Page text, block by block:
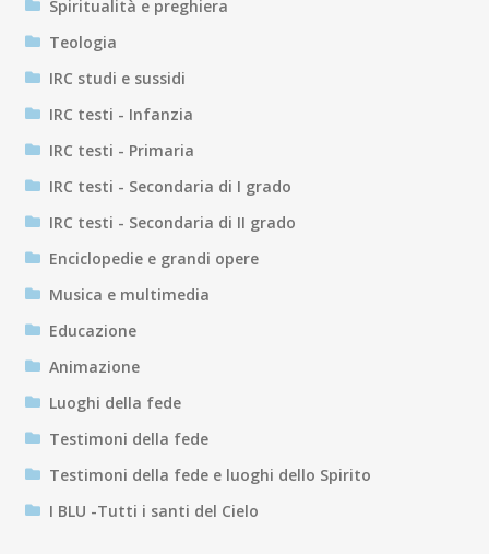
Spiritualità e preghiera
Teologia
IRC studi e sussidi
IRC testi - Infanzia
IRC testi - Primaria
IRC testi - Secondaria di I grado
IRC testi - Secondaria di II grado
Enciclopedie e grandi opere
Musica e multimedia
Educazione
Animazione
Luoghi della fede
Testimoni della fede
Testimoni della fede e luoghi dello Spirito
I BLU -Tutti i santi del Cielo